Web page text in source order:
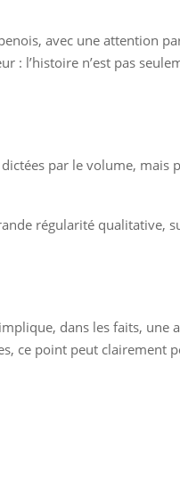
avec une attention
: l’histoire n’est pas
par le volume,
régularité qualitative,
dans les faits,
ce point peut clairement